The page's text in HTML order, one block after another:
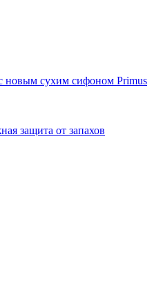
новым сухим сифоном Primus
защита от запахов